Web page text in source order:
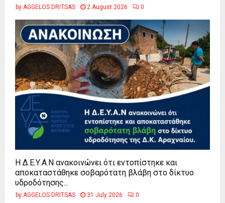
by AGGELOS DRITSAS 2 August 2026 0
Η Δ.Ε.Υ.Α.Ν ανακοινώνει ότι εντοπίστηκε και
αποκαταστάθηκε σοβαρότατη βλάβη στο δίκτυο
υδροδότησης...
by AGGELOS DRITSAS 31 July 2026 0